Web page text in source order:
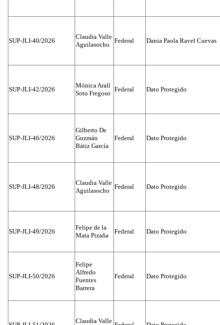
SUP-JLI-40/2026
Claudia Valle
Aguilasocho
Federal Dania Paola Ravel Cuevas
SUP-JLI-42/2026
Mónica Aralí
Soto Fregoso
Federal Dato Protegido
SUP-JLI-46/2026
Gilberto De
Guzmán
Bátiz García
Federal Dato Protegido
SUP-JLI-48/2026
Claudia Valle
Aguilasocho
Federal Dato Protegido
SUP-JLI-49/2026
Felipe de la
Mata Pizaña
Federal Dato Protegido
SUP-JLI-50/2026
Felipe
Alfredo
Fuentes
Barrera
Federal Dato Protegido
Claudia Valle